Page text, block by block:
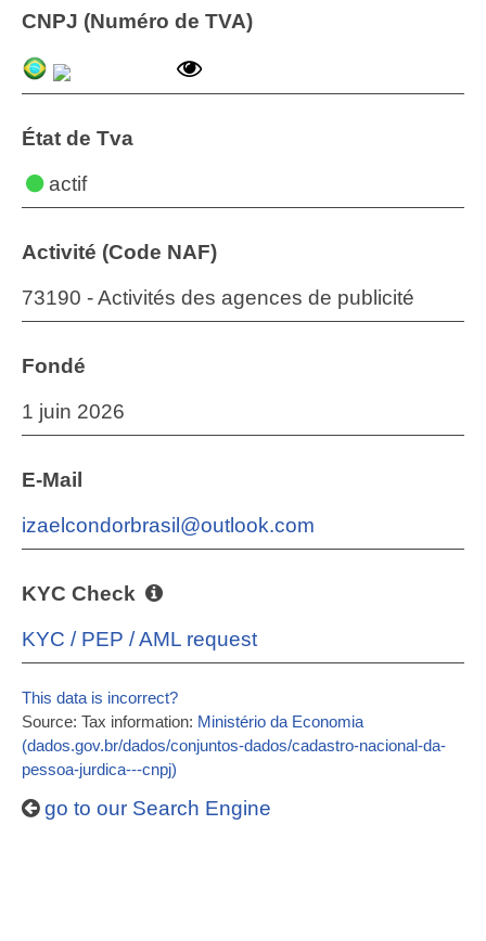
CNPJ (Numéro de TVA)
État de Tva
actif
Activité (Code NAF)
73190 - Activités des agences de publicité
Fondé
1 juin 2026
E-Mail
izaelcondorbrasil@outlook.com
KYC Check
KYC / PEP / AML request
This data is incorrect?
Source: Tax information: Ministério da Economia
(dados.gov.br/dados/conjuntos-dados/cadastro-nacional-da-
pessoa-jurdica---cnpj)
go to our Search Engine